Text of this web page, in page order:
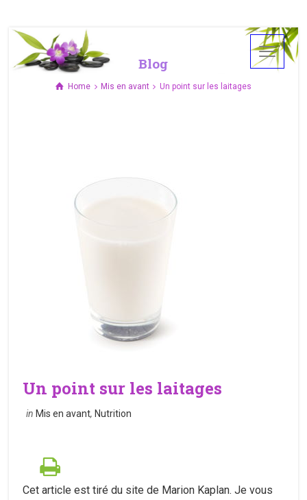
Blog
Home Mis en avant Un point sur les laitages
Un point sur les laitages
in Mis en avant, Nutrition
Cet article est tiré du site de Marion Kaplan. Je vous